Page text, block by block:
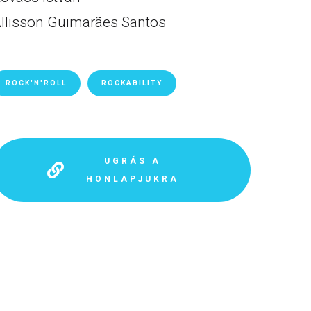
Guimarães Santos
ROCK'N'ROLL ROCKABILITY
UGRÁS A
HONLAPJUKRA